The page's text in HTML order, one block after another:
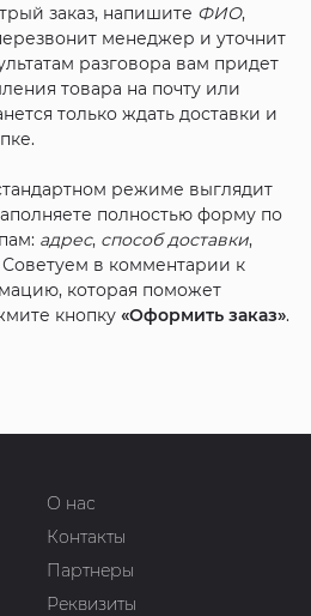
заказ, напишите ФИО,
менеджер и уточнит
разговора вам придет
товара на почту или
только ждать доставки и
режиме выглядит
полностью форму по
адрес, способ доставки,
Советуем в комментарии к
которая поможет
кнопку «Оформить заказ».
О нас
Контакты
Партнеры
Реквизиты